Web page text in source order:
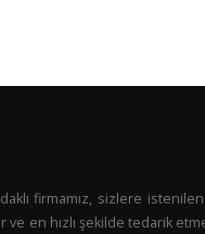
firmamız, sizlere
en hızlı şekilde tedarik